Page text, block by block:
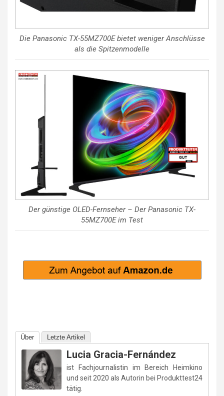
Die Panasonic TX-55MZ700E bietet weniger Anschlüsse
als die Spitzenmodelle
Der günstige OLED-Fernseher – Der Panasonic TX-
55MZ700E im Test
Über Letzte Artikel
Lucia Gracia-Fernández
ist Fachjournalistin im Bereich Heimkino
und seit 2020 als Autorin bei Produkttest24
tätig.